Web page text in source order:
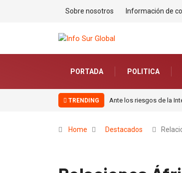
Sobre nosotros Información de
PORTADA POLITICA
TRENDING Ante los riesgos de la
Home Destacados